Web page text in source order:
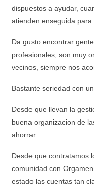
dispuestos a ayudar,
atienden enseguida para
Da gusto encontrar
profesionales, son muy
vecinos, siempre nos
Bastante seriedad con
Desde que llevan la
buena organizacion de
ahorrar.
Desde que contratamos
comunidad con
estado las cuentas tan